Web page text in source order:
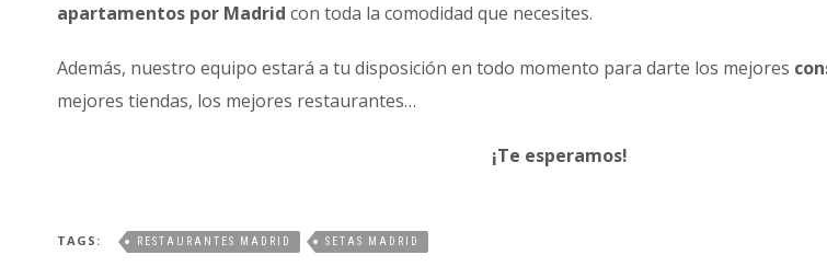
apartamentos por Madrid con toda la comodidad que necesites.
Además, nuestro equipo estará a tu disposición en todo momento para darte los mejores
mejores tiendas, los mejores restaurantes…
¡Te esperamos!
TAGS: RESTAURANTES MADRID SETAS MADRID